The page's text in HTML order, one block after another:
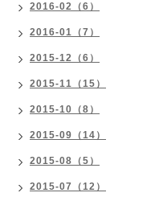
2016-02（6）
2016-01（7）
2015-12（6）
2015-11（15）
2015-10（8）
2015-09（14）
2015-08（5）
2015-07（12）